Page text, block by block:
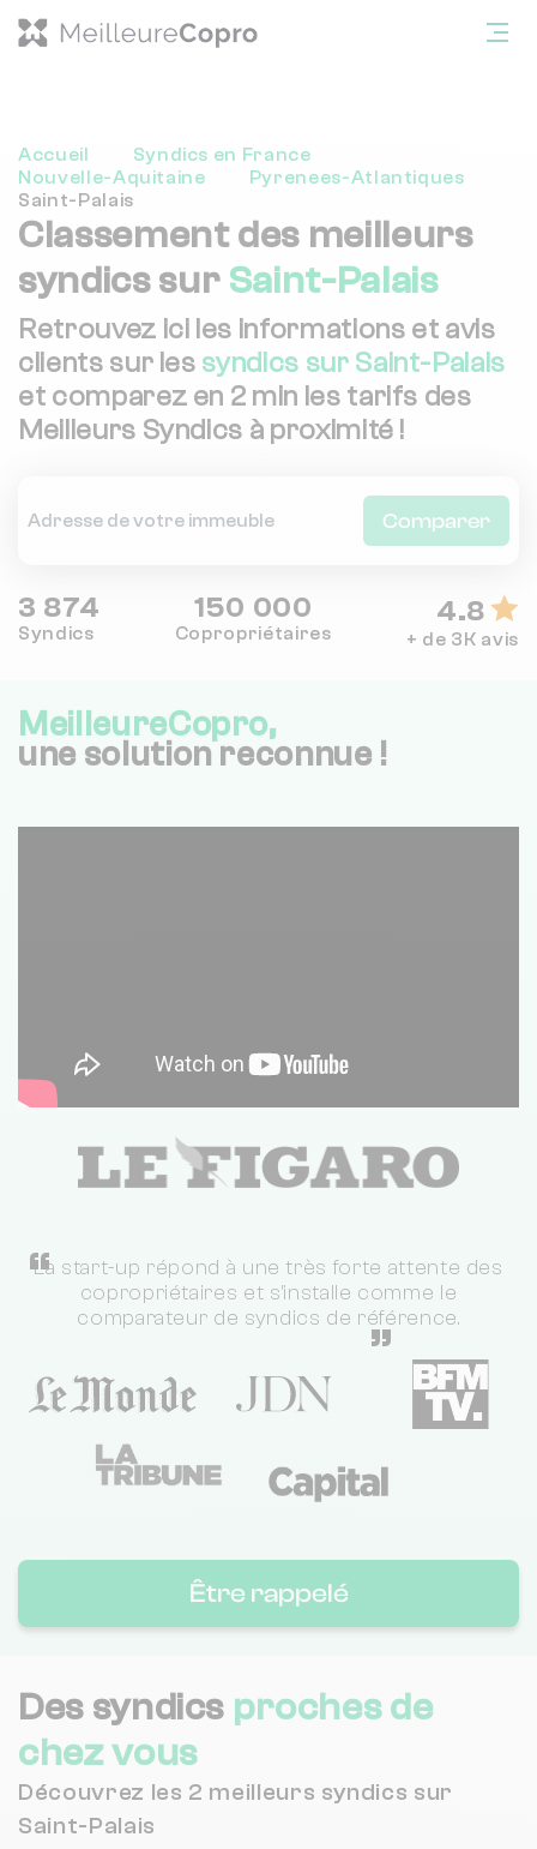
Accueil
Syndics en France
Nouvelle-Aquitaine
Pyrenees-Atlantiques
Saint-Palais
Classement des meilleurs
syndics sur Saint-Palais
Retrouvez ici les informations et avis
clients sur les syndics sur Saint-Palais
et comparez en 2 min les tarifs des
Meilleurs Syndics à proximité !
Comparer
3 874
Syndics
150 000
Copropriétaires
4.8
+ de 3K avis
MeilleureCopro,
une solution reconnue !
“
La start-up répond à une très forte attente des
copropriétaires et s'installe comme le
comparateur de syndics de référence.
”
Être rappelé
Des syndics proches de
chez vous
Découvrez les 2 meilleurs syndics sur
Saint-Palais